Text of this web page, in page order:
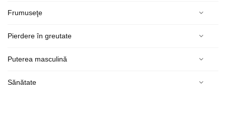
Frumuseţe
Pierdere în greutate
Puterea masculină
Sănătate